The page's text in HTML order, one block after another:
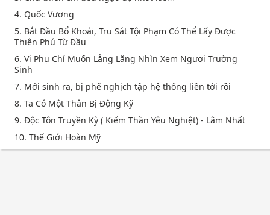
4. Quốc Vương
5. Bắt Đầu Bổ Khoái, Tru Sát Tội Phạm Có Thể Lấy Được
Thiên Phú Từ Đầu
6. Vi Phụ Chỉ Muốn Lẳng Lặng Nhìn Xem Ngươi Trường
Sinh
7. Mới sinh ra, bị phế nghịch tập hệ thống liền tới rồi
8. Ta Có Một Thân Bị Động Kỹ
9. Độc Tôn Truyền Kỳ ( Kiếm Thần Yêu Nghiệt) - Lâm Nhất
10. Thế Giới Hoàn Mỹ